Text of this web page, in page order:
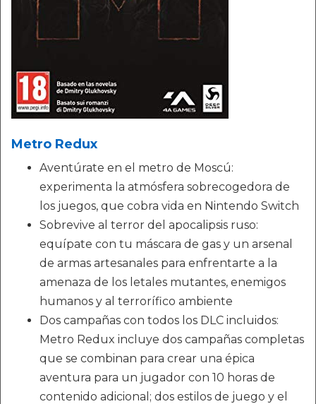
Metro Redux
Aventúrate en el metro de Moscú:
experimenta la atmósfera sobrecogedora de
los juegos, que cobra vida en Nintendo Switch
Sobrevive al terror del apocalipsis ruso:
equípate con tu máscara de gas y un arsenal
de armas artesanales para enfrentarte a la
amenaza de los letales mutantes, enemigos
humanos y al terrorífico ambiente
Dos campañas con todos los DLC incluidos:
Metro Redux incluye dos campañas completas
que se combinan para crear una épica
aventura para un jugador con 10 horas de
contenido adicional; dos estilos de juego y el